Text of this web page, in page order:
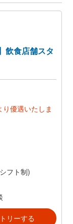
飲食店舗スタ
優遇いたしま
フト制)
リーする